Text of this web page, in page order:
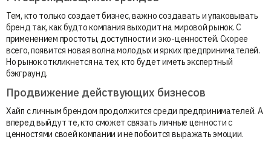
Тем, кто только создает бизнес, важно создавать и упаковывать
бренд так, как будто компания выходит на мировой рынок. С
применением простоты, доступности и эко-ценностей. Скорее
всего, появится новая волна молодых и ярких предпринимателей.
Но рынок откликнется на тех, кто будет иметь экспертный
бэкграунд.
Продвижение действующих бизнесов
Хайп с личным брендом продолжится среди предпринимателей. А
вперед выйдут те, кто сможет связать личные ценности с
ценностями своей компании и не побоится выражать эмоции.